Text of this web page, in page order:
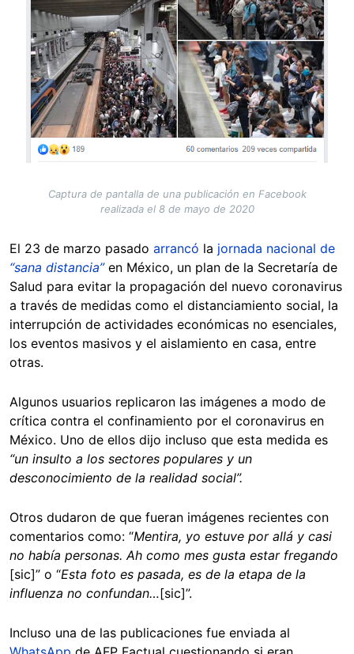
Captura de pantalla de una publicación en Facebook
realizada el 8 de mayo de 2020
El 23 de marzo pasado arrancó la jornada nacional de
“sana distancia”en México, un plan de la Secretaría de
Salud para evitar la propagación del nuevo coronavirus
a través de medidas como el distanciamiento social, la
interrupción de actividades económicas no esenciales,
los eventos masivos y el aislamiento en casa, entre
otras.
Algunos usuarios replicaron las imágenes a modo de
crítica contra el confinamiento por el coronavirus en
México. Uno de ellos dijo incluso que esta medida es
“un insulto a los sectores populares y un
desconocimiento de la realidad social”.
Otros dudaron de que fueran imágenes recientes con
comentarios como: “Mentira, yo estuve por allá y casi
no había personas. Ah como mes gusta estar fregando
[sic]” o “Esta foto es pasada, es de la etapa de la
influenza no confundan…[sic]”.
Incluso una de las publicaciones fue enviada al